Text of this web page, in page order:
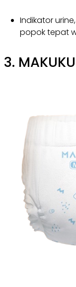
Indikator
popok tepat
3.